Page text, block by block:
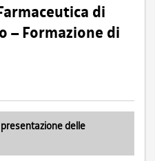
di
– Formazione di
delle